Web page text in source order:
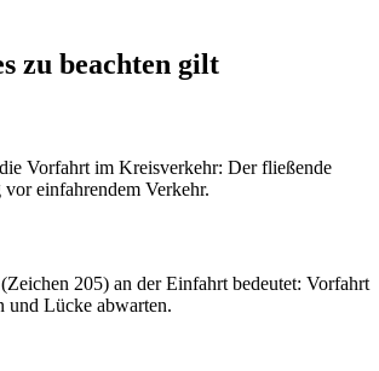
zu beachten gilt
Vorfahrt im Kreisverkehr: Der fließende
einfahrendem Verkehr.
205) an der Einfahrt bedeutet: Vorfahrt
und Lücke abwarten.